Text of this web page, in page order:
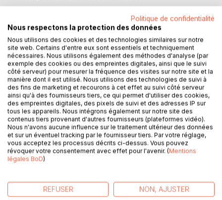
AJOUTER AU PANIER
Ajouter à ma liste d'envies
Laisser un avis
DESCRIPTION
tumulte de la vie quotidienne, impose des exigences
quotidiennes provoquant une détérioration importante de
Politique de confidentialité
Nous respectons la protection des données
Nous utilisons des cookies et des technologies similaires sur notre
site web. Certains d'entre eux sont essentiels et techniquement
nécessaires. Nous utilisons également des méthodes d'analyse (par
exemple des cookies ou des empreintes digitales, ainsi que le suivi
côté serveur) pour mesurer la fréquence des visites sur notre site et la
manière dont il est utilisé. Nous utilisons des technologies de suivi à
des fins de marketing et recourons à cet effet au suivi côté serveur
ainsi qu'à des fournisseurs tiers, ce qui permet d'utiliser des cookies,
des empreintes digitales, des pixels de suivi et des adresses IP sur
tous les appareils. Nous intégrons également sur notre site des
contenus tiers provenant d'autres fournisseurs (plateformes vidéo).
Nous n'avons aucune influence sur le traitement ultérieur des données
et sur un éventuel tracking par le fournisseur tiers. Par votre réglage,
vous acceptez les processus décrits ci-dessus. Vous pouvez
révoquer votre consentement avec effet pour l'avenir. (Mentions
légales BoD)
REFUSER NON, AJUSTER